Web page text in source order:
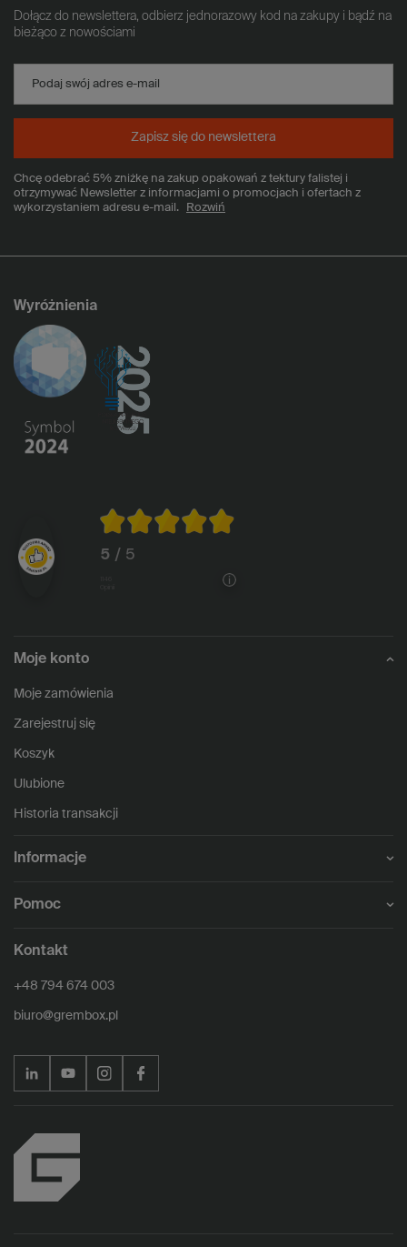
Dołącz do newslettera, odbierz jednorazowy kod na zakupy i bądź na
bieżąco z nowościami
Podaj swój adres e-mail
Chcę odebrać 5% zniżkę na zakup opakowań z tektury falistej i
otrzymywać Newsletter z informacjami o promocjach i ofertach z
wykorzystaniem adresu e-mail.
Rozwiń
Zapisz się do newslettera
Wyróżnienia
5 / 5
Moje konto
Moje zamówienia
Zarejestruj się
Koszyk
Ulubione
Historia transakcji
Informacje
Pomoc
Kontakt
+48 794 674 003
biuro@grembox.pl